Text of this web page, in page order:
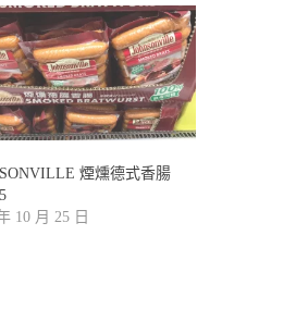
煙燻德式香腸
10 月 25 日